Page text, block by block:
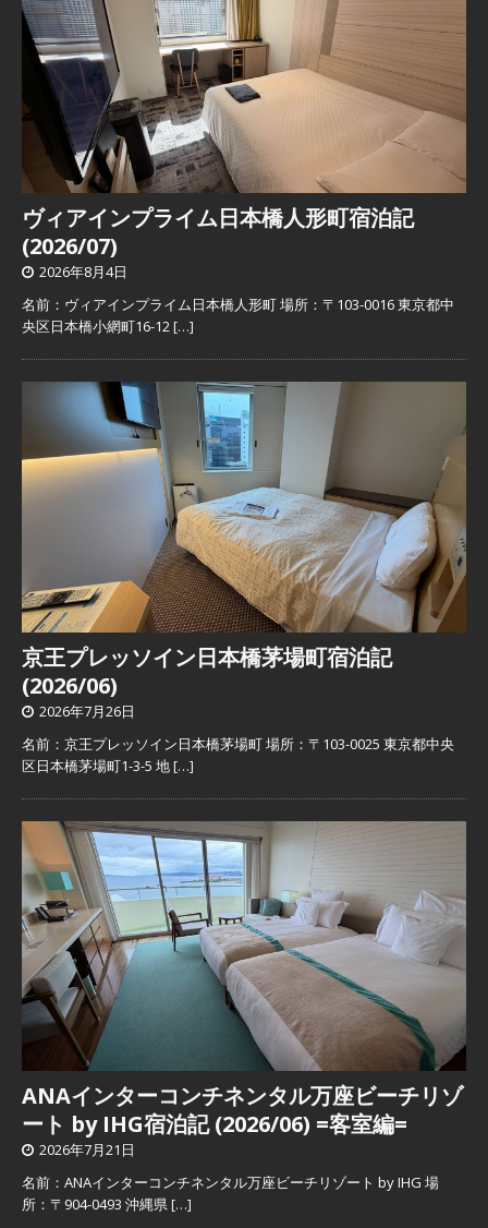
ヴィアインプライム日本橋人形町宿泊記
(2026/07)
2026年8月4日
名前：ヴィアインプライム日本橋人形町 場所：〒103-0016 東京都中
央区日本橋小網町16-12[…]
京王プレッソイン日本橋茅場町宿泊記
(2026/06)
2026年7月26日
名前：京王プレッソイン日本橋茅場町 場所：〒103-0025 東京都中央
区日本橋茅場町1-3-5 地[…]
ANAインターコンチネンタル万座ビーチリゾ
ート by IHG宿泊記 (2026/06) =客室編=
2026年7月21日
名前：ANAインターコンチネンタル万座ビーチリゾート by IHG 場
所：〒904-0493 沖縄県[…]